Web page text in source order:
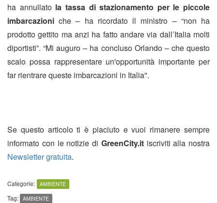
ha annullatola tassa di stazionamento per le piccole
imbarcazioni che – ha ricordato il ministro – “non ha
prodotto gettito ma anzi ha fatto andare via dall’Italia molti
diportisti”. “Mi auguro – ha concluso Orlando – che questo
scalo possa rappresentare un'opportunità importante per
far rientrare queste imbarcazioni in Italia''.
Se questo articolo ti è piaciuto e vuoi rimanere sempre
informato con le notizie di GreenCity.itiscriviti alla nostra
Newsletter gratuita.
Categorie: AMBIENTE
Tag: AMBIENTE